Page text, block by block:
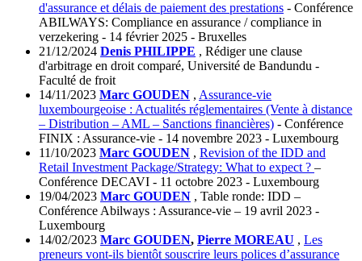
d'assurance et délais de paiement des prestations - Conférence
ABILWAYS: Compliance en assurance / compliance in
verzekering - 14 février 2025 - Bruxelles
21/12/2024 Denis PHILIPPE , Rédiger une clause
d'arbitrage en droit comparé, Université de Bandundu -
Faculté de froit
14/11/2023 Marc GOUDEN , Assurance-vie
luxembourgeoise : Actualités réglementaires (Vente à distance
– Distribution – AML – Sanctions financières) - Conférence
FINIX : Assurance-vie - 14 novembre 2023 - Luxembourg
11/10/2023 Marc GOUDEN , Revision of the IDD and
Retail Investment Package/Strategy: What to expect ? –
Conférence DECAVI - 11 octobre 2023 - Luxembourg
19/04/2023 Marc GOUDEN , Table ronde: IDD –
Conférence Abilways : Assurance-vie – 19 avril 2023 -
Luxembourg
14/02/2023 Marc GOUDEN, Pierre MOREAU , Les
preneurs vont-ils bientôt souscrire leurs polices d’assurance